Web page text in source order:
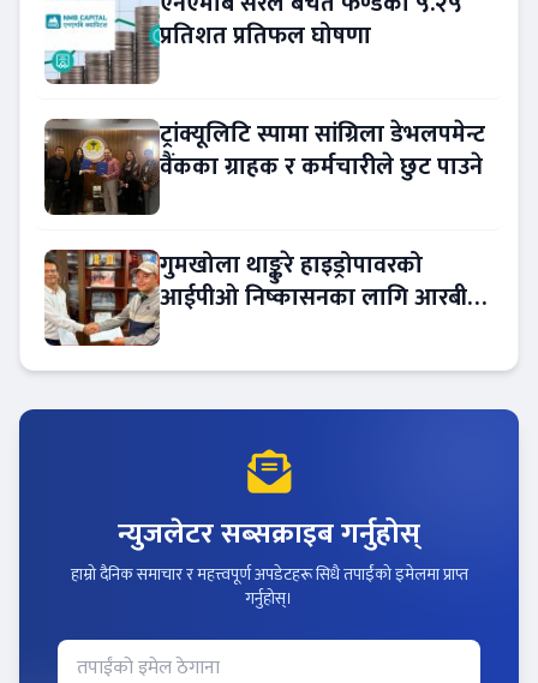
प्रतिशत प्रतिफल घोषणा
ट्रांक्यूलिटि स्पामा सांग्रिला डेभलपमेन्ट
वैंकका ग्राहक र कर्मचारीले छुट पाउने
गुमखोला थाङ्कुरे हाइड्रोपावरको
आईपीओ निष्कासनका लागि आरबीबी
न्युजलेटर सब्सक्राइब गर्नुहोस्
हाम्रो दैनिक समाचार र महत्त्वपूर्ण अपडेटहरू सिधै तपाईंको इमेलमा प्राप्त
गर्नुहोस्।